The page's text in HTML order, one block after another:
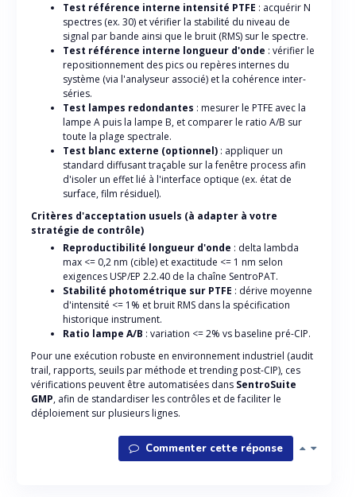
Test référence interne intensité PTFE : acquérir N
spectres (ex. 30) et vérifier la stabilité du niveau de
signal par bande ainsi que le bruit (RMS) sur le spectre.
Test référence interne longueur d'onde : vérifier le
repositionnement des pics ou repères internes du
système (via l'analyseur associé) et la cohérence inter-
séries.
Test lampes redondantes : mesurer le PTFE avec la
lampe A puis la lampe B, et comparer le ratio A/B sur
toute la plage spectrale.
Test blanc externe (optionnel) : appliquer un
standard diffusant traçable sur la fenêtre process afin
d'isoler un effet lié à l'interface optique (ex. état de
surface, film résiduel).
Critères d'acceptation usuels (à adapter à votre
stratégie de contrôle)
Reproductibilité longueur d'onde : delta lambda
max <= 0,2 nm (cible) et exactitude <= 1 nm selon
exigences USP/EP 2.2.40 de la chaîne SentroPAT.
Stabilité photométrique sur PTFE : dérive moyenne
d'intensité <= 1% et bruit RMS dans la spécification
historique instrument.
Ratio lampe A/B : variation <= 2% vs baseline pré-CIP.
Pour une exécution robuste en environnement industriel (audit
trail, rapports, seuils par méthode et trending post-CIP), ces
vérifications peuvent être automatisées dans SentroSuite
GMP, afin de standardiser les contrôles et de faciliter le
déploiement sur plusieurs lignes.
Commenter cette réponse